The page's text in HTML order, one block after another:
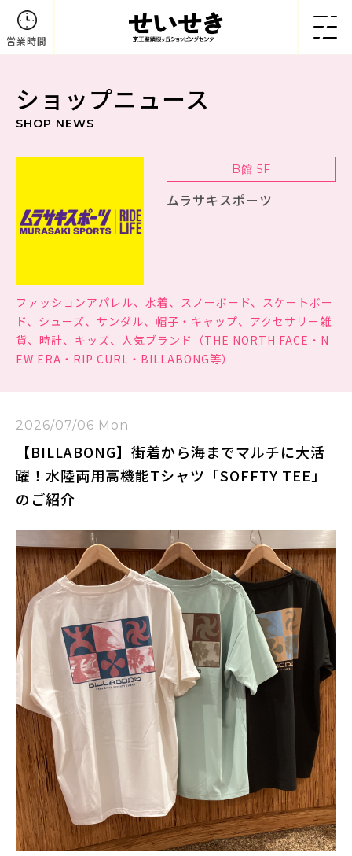
営業時間
ショップニュース
SHOP NEWS
B館 5F
ムラサキスポーツ
ファッションアパレル、水着、スノーボード、スケートボー
ド、シューズ、サンダル、帽子・キャップ、アクセサリー雑
貨、時計、キッズ、人気ブランド（THE NORTH FACE・N
EW ERA・RIP CURL・BILLABONG等）
2026/07/06 Mon.
【BILLABONG】街着から海までマルチに大活
躍！水陸両用高機能Tシャツ「SOFFTY TEE」
のご紹介